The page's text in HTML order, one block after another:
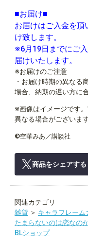
■お届け■
お届けはご入金を頂
け致します。
※6月19日までにご
届けいたします。
※お届けのご注意
・お届け時期の異なる
場合、納期の遅い方に
※画像はイメージです
異なる場合がございます
©空華みあ／講談社
商品をシェアする
関連カテゴリ
雑貨 ＞ キャラフレーム
たまらないのは恋なの
BLショップ